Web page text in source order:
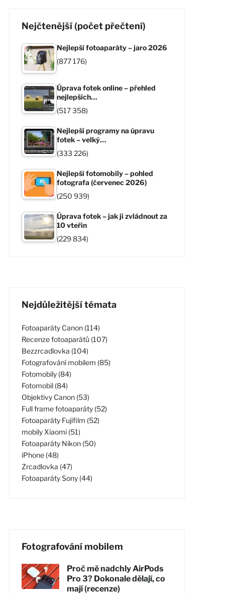
Nejčtenější (počet přečtení)
Nejlepší fotoaparáty – jaro 2026
(877 176)
Úprava fotek online – přehled
nejlepších…
(517 358)
Nejlepší programy na úpravu
fotek – velký…
(333 226)
Nejlepší fotomobily – pohled
fotografa (červenec 2026)
(250 939)
Úprava fotek – jak ji zvládnout za
10 vteřin
(229 834)
Nejdůležitější témata
Fotoaparáty Canon (114)
Recenze fotoaparátů (107)
Bezzrcadlovka (104)
Fotografování mobilem (85)
Fotomobily (84)
Fotomobil (84)
Objektivy Canon (53)
Full frame fotoaparáty (52)
Fotoaparáty Fujifilm (52)
mobily Xiaomi (51)
Fotoaparáty Nikon (50)
iPhone (48)
Zrcadlovka (47)
Fotoaparáty Sony (44)
Fotografování mobilem
Proč mě nadchly AirPods
Pro 3? Dokonale dělají, co
mají (recenze)